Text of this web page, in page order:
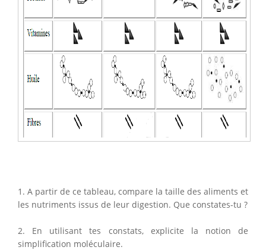
1. A partir de ce tableau, compare la taille des aliments et
les nutriments issus de leur digestion. Que constates-tu ?
2. En utilisant tes constats, explicite la notion de
simplification moléculaire.